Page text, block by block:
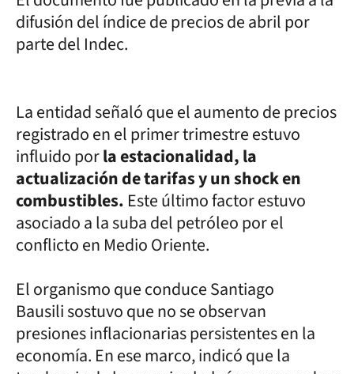
difusión del índice de precios de abril por
parte del Indec.
La entidad señaló que el aumento de precios
registrado en el primer trimestre estuvo
influido porla estacionalidad, la
actualización de tarifas y un shock en
combustibles. Este último factor estuvo
asociado a la suba del petróleo por el
conflicto en Medio Oriente.
El organismo que conduce Santiago
Bausili sostuvo que no se observan
presiones inflacionarias persistentes en la
economía. En ese marco, indicó que la